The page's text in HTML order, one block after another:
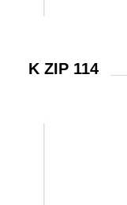
K ZIP 114